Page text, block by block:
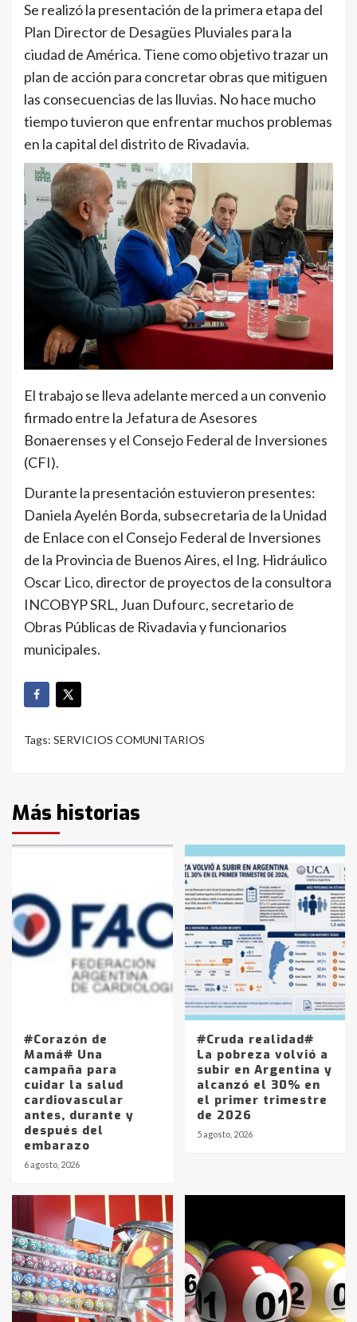
Se realizó la presentación de la primera etapa del
Plan Director de Desagües Pluviales para la
ciudad de América. Tiene como objetivo trazar un
plan de acción para concretar obras que mitiguen
las consecuencias de las lluvias. No hace mucho
tiempo tuvieron que enfrentar muchos problemas
en la capital del distrito de Rivadavia.
El trabajo se lleva adelante merced a un convenio
firmado entre la Jefatura de Asesores
Bonaerenses y el Consejo Federal de Inversiones
(CFI).
Durante la presentación estuvieron presentes:
Daniela Ayelén Borda, subsecretaria de la Unidad
de Enlace con el Consejo Federal de Inversiones
de la Provincia de Buenos Aires, el Ing. Hidráulico
Oscar Lico, director de proyectos de la consultora
INCOBYP SRL, Juan Dufourc, secretario de
Obras Públicas de Rivadavia y funcionarios
municipales.
Tags: SERVICIOS COMUNITARIOS
Más historias
#Corazón de
Mamá# Una
campaña para
cuidar la salud
cardiovascular
antes, durante y
después del
embarazo
6 agosto, 2026
#Cruda realidad#
La pobreza volvió a
subir en Argentina y
alcanzó el 30% en
el primer trimestre
de 2026
5 agosto, 2026